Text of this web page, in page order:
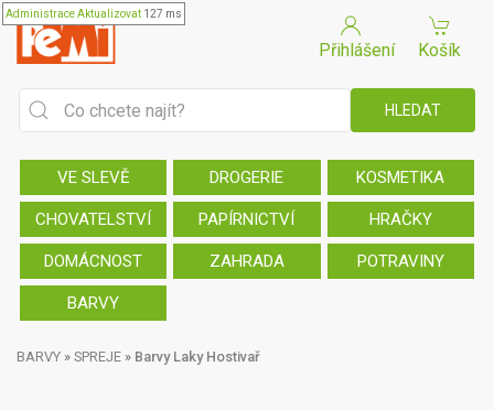
AdministraceAktualizovat 127 ms
Přihlášení Košík
VE SLEVĚ DROGERIE KOSMETIKA
CHOVATELSTVÍ PAPÍRNICTVÍ HRAČKY
DOMÁCNOST ZAHRADA POTRAVINY
BARVY
BARVY » SPREJE » Barvy Laky Hostivař